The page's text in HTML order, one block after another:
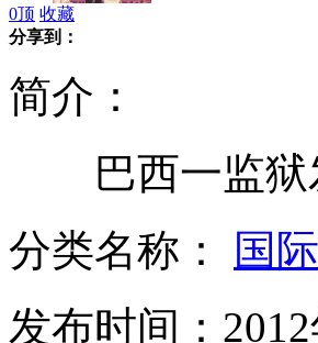
女星婚讯连连 “野蛮女友”集体出嫁
0顶 收藏
分享到：
简介：
巴西一监狱
分类名称：
国
发布时间：